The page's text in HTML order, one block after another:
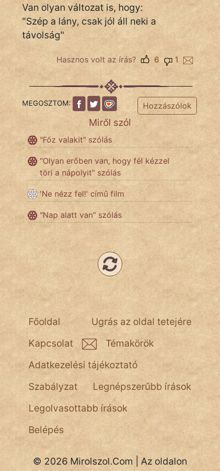
MAGYARSÁG
És
TÖRTÉNELEM
Népszerű szerzőink:
cinege
Jób Gedeon
Láron Ádám
mikkamakka
vörös ördög
NapHold
pszichopati
szegény legény
Hoffer Botond
szemfüles
Van olyan változat is, hogy:
"Szép a lány, csak jól áll neki a
távolság"
Hasznos volt az írás? 1
6
MEGOSZTOM: Hozzászólok
Miről szól
"Főz valakit" szólás
"Olyan erőben van, hogy fél kézzel
töri a nápolyit" szólás
'Ne nézz fel!' című film
"Nap alatt van" szólás
Ugrás az oldal tetejére
Főoldal
Kapcsolat
Témakörök
Adatkezelési tájékoztató
Szabályzat
Legnépszerűbb írások
Legolvasottabb írások
Belépés
© 2026 Mirolszol.Com | Az oldalon